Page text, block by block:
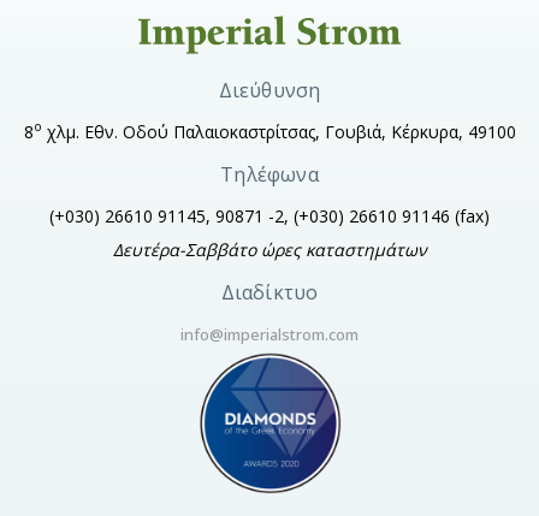
Διεύθυνση
8ο χλμ. Εθν. Οδού Παλαιοκαστρίτσας, Γουβιά, Κέρκυρα, 49100
Τηλέφωνα
(+030) 26610 91145, 90871 -2, (+030) 26610 91146 (fax)
Δευτέρα-Σαββάτο ώρες καταστημάτων
Διαδίκτυο
info@imperialstrom.com